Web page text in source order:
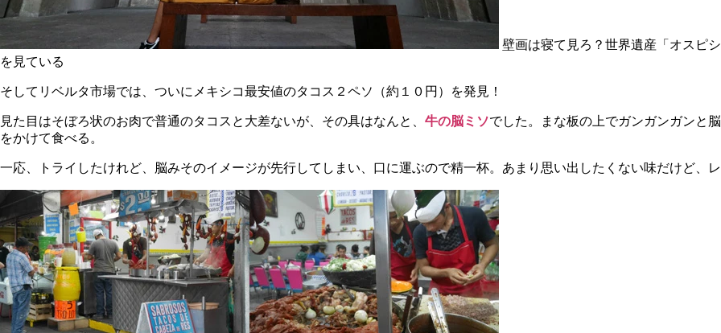
壁画は寝て見ろ？世界遺産「オスピ
を見ている
そしてリベルタ市場では、ついにメキシコ最安値のタコス２ペソ（約１０円）を発見！
見た目はそぼろ状のお肉で普通のタコスと大差ないが、その具はなんと、 牛の脳ミソでした。まな板の上でガンガンガンと
をかけて食べる。
一応、トライしたけれど、脳みそのイメージが先行してしまい、口に運ぶので精一杯。あまり思い出したくない味だけど、